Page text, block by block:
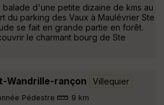
balade d'une petite dizaine de kms au
du parking des Vaux à Maulévrier Ste
se fait en grande partie en forêt.
le charmant bourg de Ste
Wandrille-rançon Villequier
Pédestre 9 km